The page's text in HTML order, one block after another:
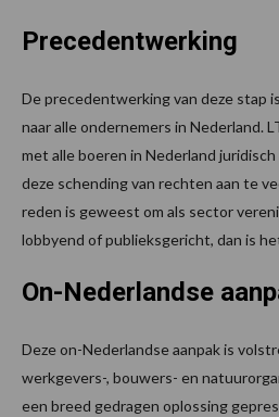
Precedentwerking
De precedentwerking van deze stap
naar alle ondernemers in Nederland.
met alle boeren in Nederland
deze schending van rechten aan te
reden is geweest om als sector
lobbyend of publieksgericht, dan is
On-Nederlandse
Deze on-Nederlandse aanpak is
werkgevers-, bouwers- en
een breed gedragen oplossing